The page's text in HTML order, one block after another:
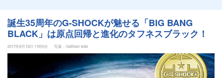
誕生35周年のG-SHOCKが魅せる「BIG BANG
BLACK」は原点回帰と進化のタフネスブラック！
2017年8月15日 11時0分 写真：GetNavi web